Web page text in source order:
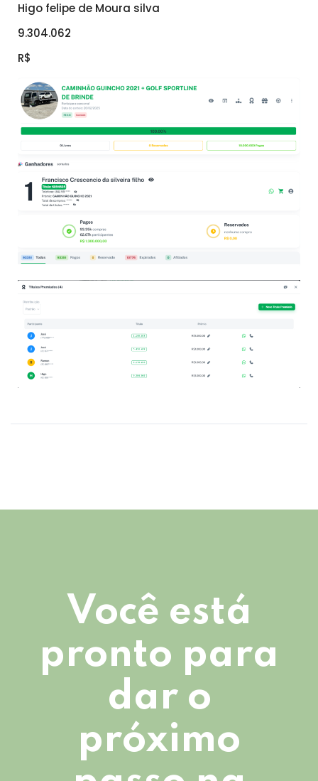
Higo felipe de Moura silva
9.304.062
R$
Você está
pronto para
dar o
próximo